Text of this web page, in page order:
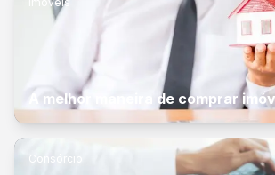
A melhor maneira de comprar
Consórcio